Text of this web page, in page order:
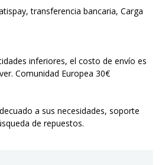
transferencia bancaria, Carga
inferiores, el costo de envío es
Comunidad Europea 30€
a sus necesidades, soporte
de repuestos.